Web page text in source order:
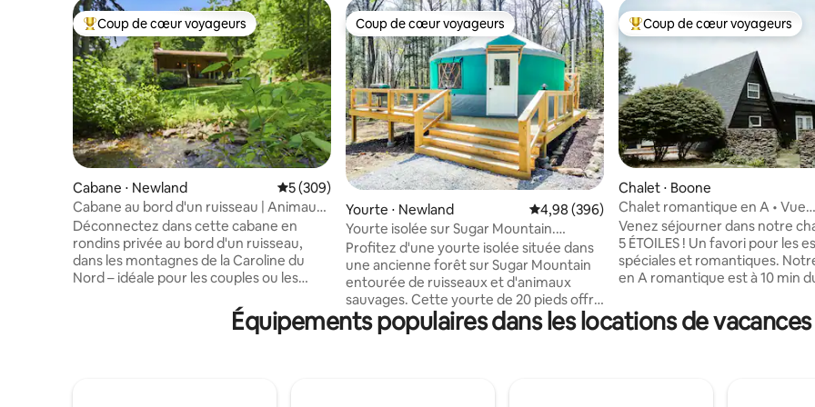
Coups de cœur voyageurs les plus appréciés
Coup de cœur voyageurs
Cabane ⋅ Newland Évaluation moyenne sur la base de 309 commentaires : 5 sur 5
5 (309)
Cabane au bord d'un ruisseau | Animaux
acceptés | Pas de frais de ménage
Déconnectez dans cette cabane en
rondins privée au bord d'un ruisseau,
dans les montagnes de la Caroline du
Nord – idéale pour les couples ou les
son du ruisseau, prenez votre café sur la
Coup de cœur voyageurs
Coup de cœur voyageurs
Yourte ⋅ Newland Évaluation moyenne sur la base de 396
4,98 (396)
Yourte isolée sur Sugar Mountain.
Meublée, jacuzzi
Profitez d'une yourte isolée située dans
une ancienne forêt sur Sugar Mountain
entourée de ruisseaux et d'animaux
sauvages. Cette yourte de 20 pieds offre
une cuisine équipée, une salle de bain
complète, un jacuzzi privé, le chauffage
Coups de cœur voyageurs les
Coup de cœur voyageurs
Chalet ⋅ Boone
Chalet romantique en A • Vue
imprenable sur la montagne •
épique
Venez séjourner dans notre
5 ÉTOILES ! Un favori pour les
spéciales et romantiques.
en A romantique est à 10 min
voiture de Banner Elk. Avec
imprenable sur Grandfather
environnante, d'un brasero,
Équipements populaires dans les locations de